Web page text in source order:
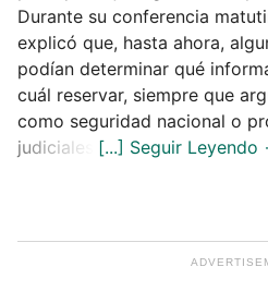
Durante su conferencia
explicó que, hasta ahora,
podían determinar qué
cuál reservar, siempre que
como seguridad nacional o
judiciales.